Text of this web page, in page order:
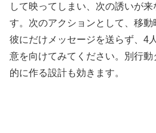
して映ってしまい、次の誘いが
す。次のアクションとして、移
彼にだけメッセージを送らず、4
意を向けてみてください。別行動
的に作る設計も効きます。